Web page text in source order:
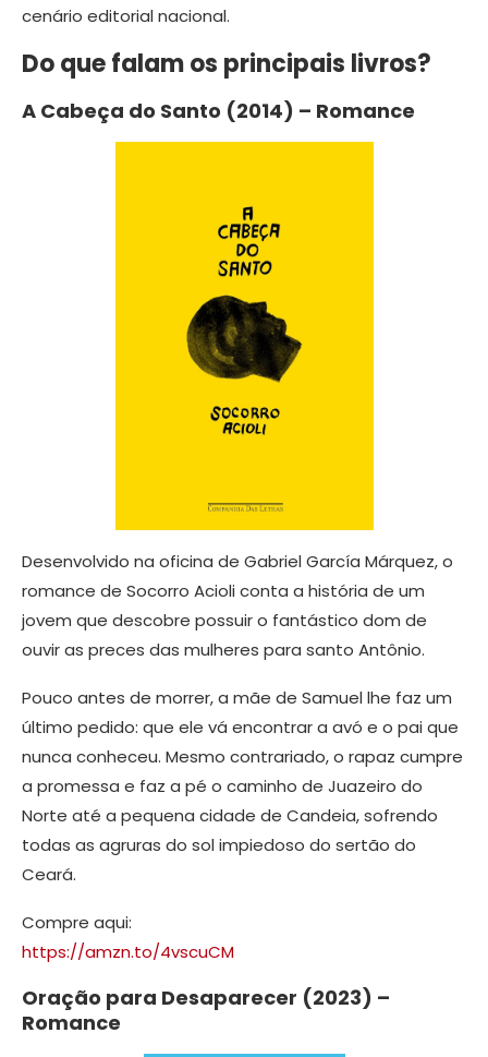
cenário editorial nacional.
Do que falam os principais livros?
A Cabeça do Santo (2014) – Romance
Desenvolvido na oficina de Gabriel García Márquez, o
romance de Socorro Acioli conta a história de um
jovem que descobre possuir o fantástico dom de
ouvir as preces das mulheres para santo Antônio.
Pouco antes de morrer, a mãe de Samuel lhe faz um
último pedido: que ele vá encontrar a avó e o pai que
nunca conheceu. Mesmo contrariado, o rapaz cumpre
a promessa e faz a pé o caminho de Juazeiro do
Norte até a pequena cidade de Candeia, sofrendo
todas as agruras do sol impiedoso do sertão do
Ceará.
Compre aqui:
https://amzn.to/4vscuCM
Oração para Desaparecer (2023) –
Romance